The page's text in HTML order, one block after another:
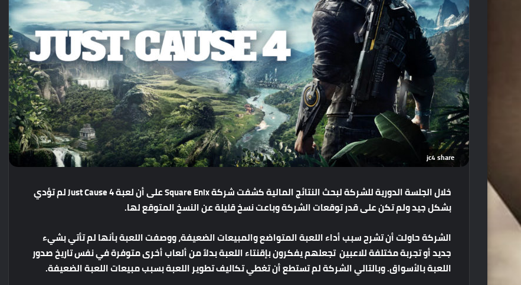
خلال الجلسة الدورية للشركة لبحث النتائج المالية كشفت شركة Square Enix على أن لعبة Just Cause 4 لم تؤدي
بشكل جيد ولم تكن على قدر توقعات الشركة وباعت نسخ قليلة عن النسخ المتوقع لها.
الشركة حاولت أن تشرح سبب أداء اللعبة المتواضع والمبيعات الضعيفة، ووصفت اللعبة بأنها لم تأتي بشيء
جديد أو تجربة مختلفة للاعبين تجعلهم يفكرون بإقنتاء اللعبة بدلاً من ألعاب أخرى متوفرة في نفس تاريخ صدور
اللعبة بالأسواق. وبالتالي الشركة لم تستطع أن تغطي تكاليف تطوير اللعبة بسبب مبيعات اللعبة الضعيفة.